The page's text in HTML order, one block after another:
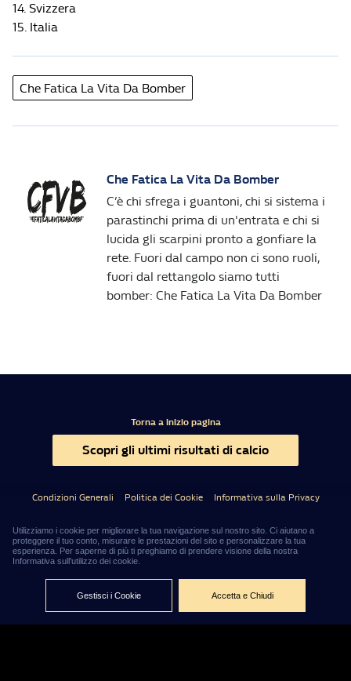
14. Svizzera
15. Italia
Che Fatica La Vita Da Bomber
Che Fatica La Vita Da Bomber
C’è chi sfrega i guantoni, chi si sistema i
parastinchi prima di un'entrata e chi si
lucida gli scarpini pronto a gonfiare la
rete. Fuori dal campo non ci sono ruoli,
fuori dal rettangolo siamo tutti
bomber: Che Fatica La Vita Da Bomber
Torna a inizio pagina
Scopri gli ultimi risultati di calcio
Condizioni Generali Politica dei Cookie Informativa sulla Privacy
Questo sito non rappresenta una testata giornalistica in quanto viene aggiornato senza
alcuna periodicità.
cookie per migliorare la tua esperienza.Admar Services (Malta) Limited non utilizza cookie che
interferiscono con la tua privacy, ma solo quelli che migliorano l’uso del nostro sito, ti
Utilizziamo i cookie per migliorare la tua navigazione sul nostro sito. Ci aiutano a
proteggere il tuo conto, misurare le prestazioni del sito e personalizzare la tua
esperienza. Per saperne di più ti preghiamo di prendere visione della nostra
Informativa sull'utilizzo dei cookie.
Gestisci i Cookie Accetta e Chiudi